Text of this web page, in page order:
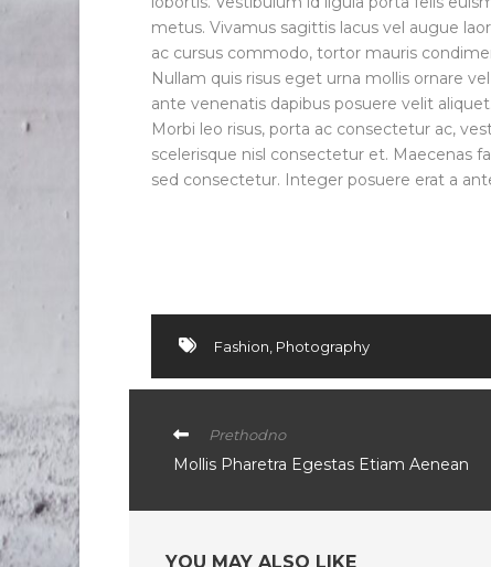
metus. Vivamus sagittis lacus vel augue
ac cursus commodo, tortor mauris
Nullam quis risus eget urna mollis ornare
ante venenatis dapibus posuere velit
Morbi leo risus, porta ac consectetur ac,
scelerisque nisl consectetur et. Maecenas
sed consectetur. Integer posuere erat a
Fashion Photography
Prethodno
Mollis Pharetra Egestas Etiam Aenean
YOU MAY ALSO LIKE